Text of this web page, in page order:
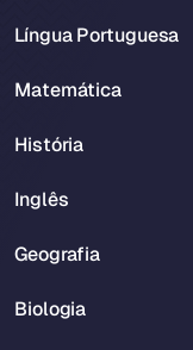
Língua Portuguesa
Matemática
História
Inglês
Geografia
Biologia